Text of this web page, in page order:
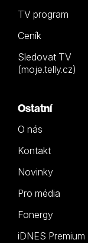
TV program
Ceník
Sledovat TV
(moje.telly.cz)
Ostatní
O nás
Kontakt
Novinky
Pro média
Fonergy
iDNES Premium